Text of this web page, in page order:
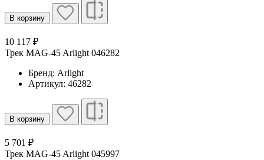
В корзину
10 117 ₽
Трек MAG-45 Arlight 046282
Бренд: Arlight
Артикул: 46282
В корзину
5 701 ₽
Трек MAG-45 Arlight 045997